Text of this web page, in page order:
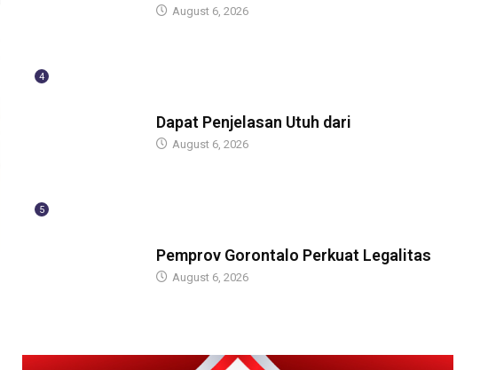
August 6, 2026
4
Dapat Penjelasan Utuh dari
August 6, 2026
5
Pemprov Gorontalo Perkuat Legalitas
August 6, 2026